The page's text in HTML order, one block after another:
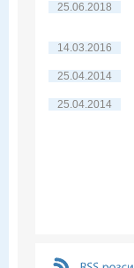
25.06.2018
14.03.2016
25.04.2014
25.04.2014